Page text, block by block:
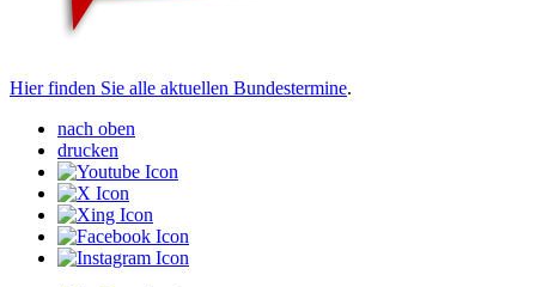
Hier finden Sie alle aktuellen Bundestermine.
nach oben
drucken